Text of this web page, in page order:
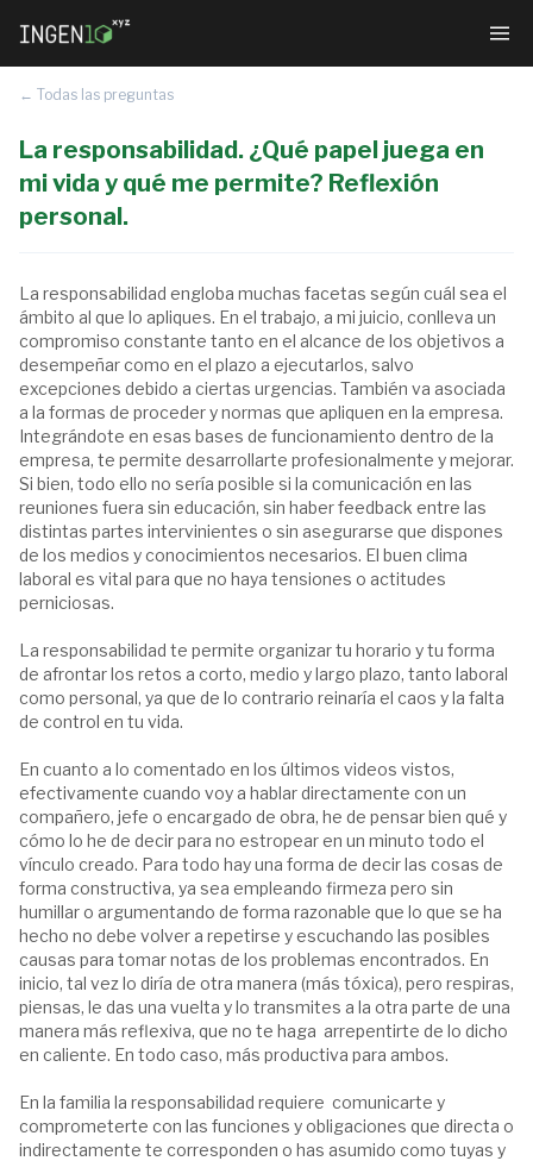
← Todas las preguntas
La responsabilidad. ¿Qué papel juega en
mi vida y qué me permite? Reflexión
personal.
La responsabilidad engloba muchas facetas según cuál sea el
ámbito al que lo apliques. En el trabajo, a mi juicio, conlleva un
compromiso constante tanto en el alcance de los objetivos a
desempeñar como en el plazo a ejecutarlos, salvo
excepciones debido a ciertas urgencias. También va asociada
a la formas de proceder y normas que apliquen en la empresa.
Integrándote en esas bases de funcionamiento dentro de la
empresa, te permite desarrollarte profesionalmente y mejorar.
Si bien, todo ello no sería posible si la comunicación en las
reuniones fuera sin educación, sin haber feedback entre las
distintas partes intervinientes o sin asegurarse que dispones
de los medios y conocimientos necesarios. El buen clima
laboral es vital para que no haya tensiones o actitudes
perniciosas.
La responsabilidad te permite organizar tu horario y tu forma
de afrontar los retos a corto, medio y largo plazo, tanto laboral
como personal, ya que de lo contrario reinaría el caos y la falta
de control en tu vida.
En cuanto a lo comentado en los últimos videos vistos,
efectivamente cuando voy a hablar directamente con un
compañero, jefe o encargado de obra, he de pensar bien qué y
cómo lo he de decir para no estropear en un minuto todo el
vínculo creado. Para todo hay una forma de decir las cosas de
forma constructiva, ya sea empleando firmeza pero sin
humillar o argumentando de forma razonable que lo que se ha
hecho no debe volver a repetirse y escuchando las posibles
causas para tomar notas de los problemas encontrados. En
inicio, tal vez lo diría de otra manera (más tóxica), pero respiras,
piensas, le das una vuelta y lo transmites a la otra parte de una
manera más reflexiva, que no te haga arrepentirte de lo dicho
en caliente. En todo caso, más productiva para ambos.
En la familia la responsabilidad requiere comunicarte y
comprometerte con las funciones y obligaciones que directa o
indirectamente te corresponden o has asumido como tuyas y